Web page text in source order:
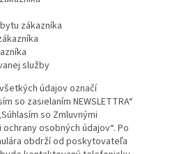
zákazníka
služby
údajov označí
so zasielaním NEWSLETTRA“
so Zmluvnými
osobných údajov“. Po
obdrží od poskytovateľa